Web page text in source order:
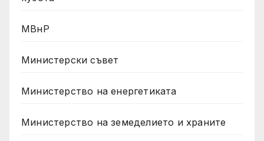
МВнР
Министерски съвет
Министерство на енергетиката
Министерство на земеделието и храните